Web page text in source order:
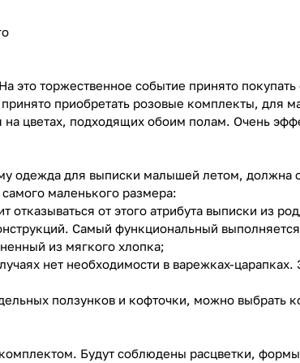
это торжественное событие принято
приобретать розовые комплекты, для
на цветах, подходящих обоим полам. Очень
одежда для выписки малышей летом, должна
маленького размера:
отказываться от этого атрибута выписки из
Самый функциональный
из мягкого хлопка;
нет необходимости в варежках-
ползунков и кофточки, можно
Будут соблюдены расцветки,